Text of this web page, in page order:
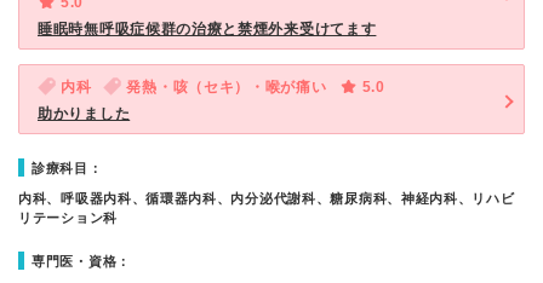
睡眠時無呼吸症候群の治療と禁煙外来受けてます
内科 発熱・咳（セキ）・喉が痛い
5.0
助かりました
診療科目：
内科、呼吸器内科、循環器内科、内分泌代謝科、糖尿病科、神経内科、リハビ
リテーション科
専門医・資格：